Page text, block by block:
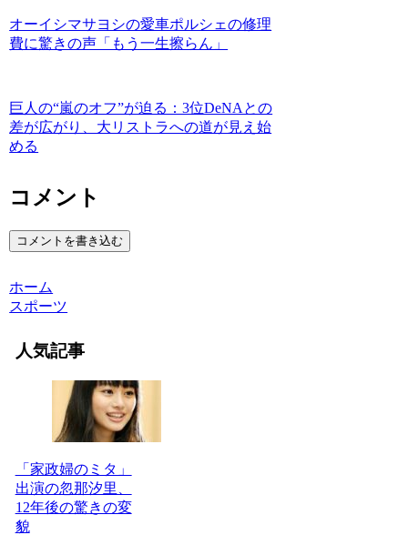
オーイシマサヨシの愛車ポルシェの修理
費に驚きの声「もう一生擦らん」
巨人の“嵐のオフ”が迫る：3位DeNAとの
差が広がり、大リストラへの道が見え始
める
コメント
コメントを書き込む
ホーム
スポーツ
人気記事
「家政婦のミタ」
出演の忽那汐里、
12年後の驚きの変
貌